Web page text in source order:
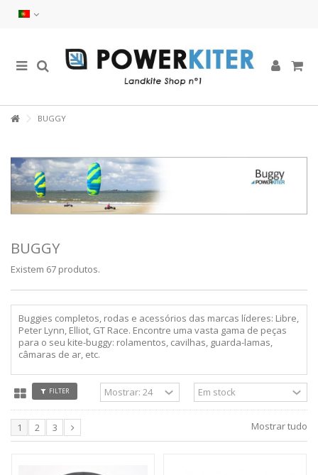
BUGGY
BUGGY
Existem 67 produtos.
Buggies completos, rodas e acessórios das marcas líderes: Libre,
Peter Lynn, Elliot, GT Race. Encontre uma vasta gama de peças
para o seu kite-buggy: rolamentos, cavilhas, guarda-lamas,
câmaras de ar, etc.
FILTER
Mostrar tudo
1 2 3